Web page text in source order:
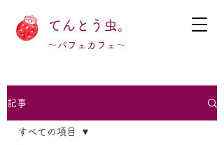
てんとう虫。
～パフェカフェ～
記事
すべての項目